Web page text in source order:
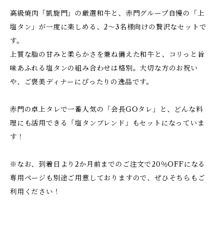
高級焼肉「凱旋門」の厳選和牛と、赤門グループ自慢の「上
塩タン」が一度に楽しめる、2〜3名様向けの贅沢なセットで
す。
上質な脂の甘みと柔らかさを兼ね備えた和牛と、コリっと旨
味あふれる塩タンの組み合わせは格別。大切な方のお祝い
や、ご褒美ディナーにぴったりの逸品です。
赤門の卓上タレで一番人気の「会長GOタレ」と、どんな料
理にも活用できる「塩タンブレンド」もセットになっていま
す！
※なお、到着日より2か月前までのご注文で20％OFFになる
専用ページも別途ご用意しておりますので、ぜひそちらもご
利用ください！